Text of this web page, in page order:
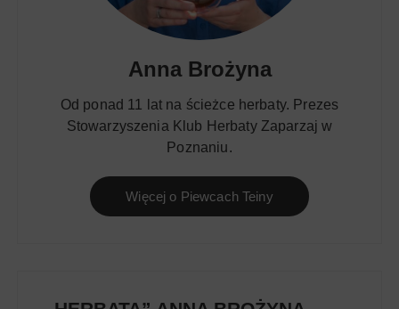
Anna Brożyna
Od ponad 11 lat na ścieżce herbaty. Prezes
Stowarzyszenia Klub Herbaty Zaparzaj w
Poznaniu.
Więcej o Piewcach Teiny